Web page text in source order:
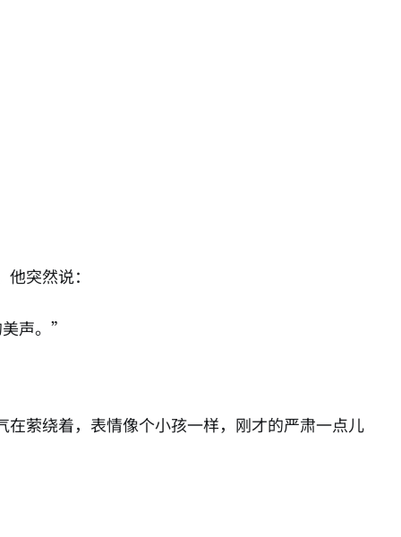
突然说：
声。”
萦绕着，表情像个小孩一样，刚才的严肃一点儿